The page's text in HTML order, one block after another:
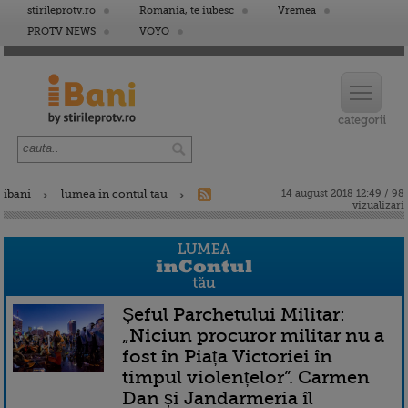
stirileprotv.ro Romania, te iubesc
Vremea
PROTV NEWS
VOYO
ibani lumea in contul tau
14 august 2018 12:49 / 98
vizualizari
Șeful Parchetului Militar:
„Niciun procuror militar nu a
fost în Piața Victoriei în
timpul violențelor”. Carmen
Dan și Jandarmeria îl